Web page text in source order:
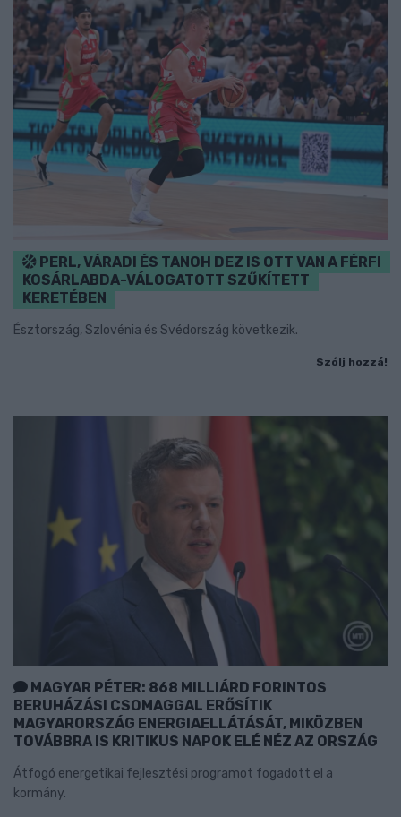
PERL, VÁRADI ÉS TANOH DEZ IS OTT VAN A FÉRFI
KOSÁRLABDA-VÁLOGATOTT SZŰKÍTETT
KERETÉBEN
Észtország, Szlovénia és Svédország következik.
Szólj hozzá!
MAGYAR PÉTER: 868 MILLIÁRD FORINTOS
BERUHÁZÁSI CSOMAGGAL ERŐSÍTIK
MAGYARORSZÁG ENERGIAELLÁTÁSÁT, MIKÖZBEN
TOVÁBBRA IS KRITIKUS NAPOK ELÉ NÉZ AZ ORSZÁG
Átfogó energetikai fejlesztési programot fogadott el a
kormány.